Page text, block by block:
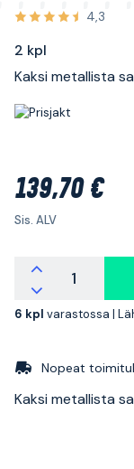
4,3
2 kpl
Kaksi metallista
139,70 €
Sis. ALV
6 kpl varastossa |
Nopeat
Kaksi metallista